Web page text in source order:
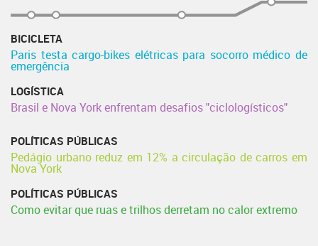
BICICLETA
Paris testa cargo-bikes elétricas para socorro médico de
emergência
LOGÍSTICA
Brasil e Nova York enfrentam desafios "ciclologísticos"
POLÍTICAS PÚBLICAS
Pedágio urbano reduz em 12% a circulação de carros em
Nova York
POLÍTICAS PÚBLICAS
Como evitar que ruas e trilhos derretam no calor extremo